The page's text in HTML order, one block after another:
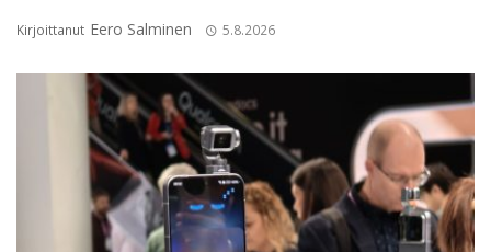
Kirjoittanut Eero Salminen 5.8.2026